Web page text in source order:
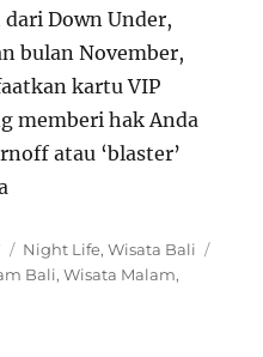
Down Under,
bulan November,
kartu VIP
memberi hak Anda
atau ‘blaster’
Categories
Night Life,Wisata Bali
Bali,Wisata Malam,